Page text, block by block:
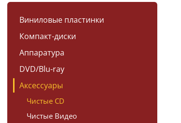
Виниловые пластинки
Компакт-диски
Аппаратура
DVD/Blu-ray
Аксессуары
Чистые CD
Чистые Видео